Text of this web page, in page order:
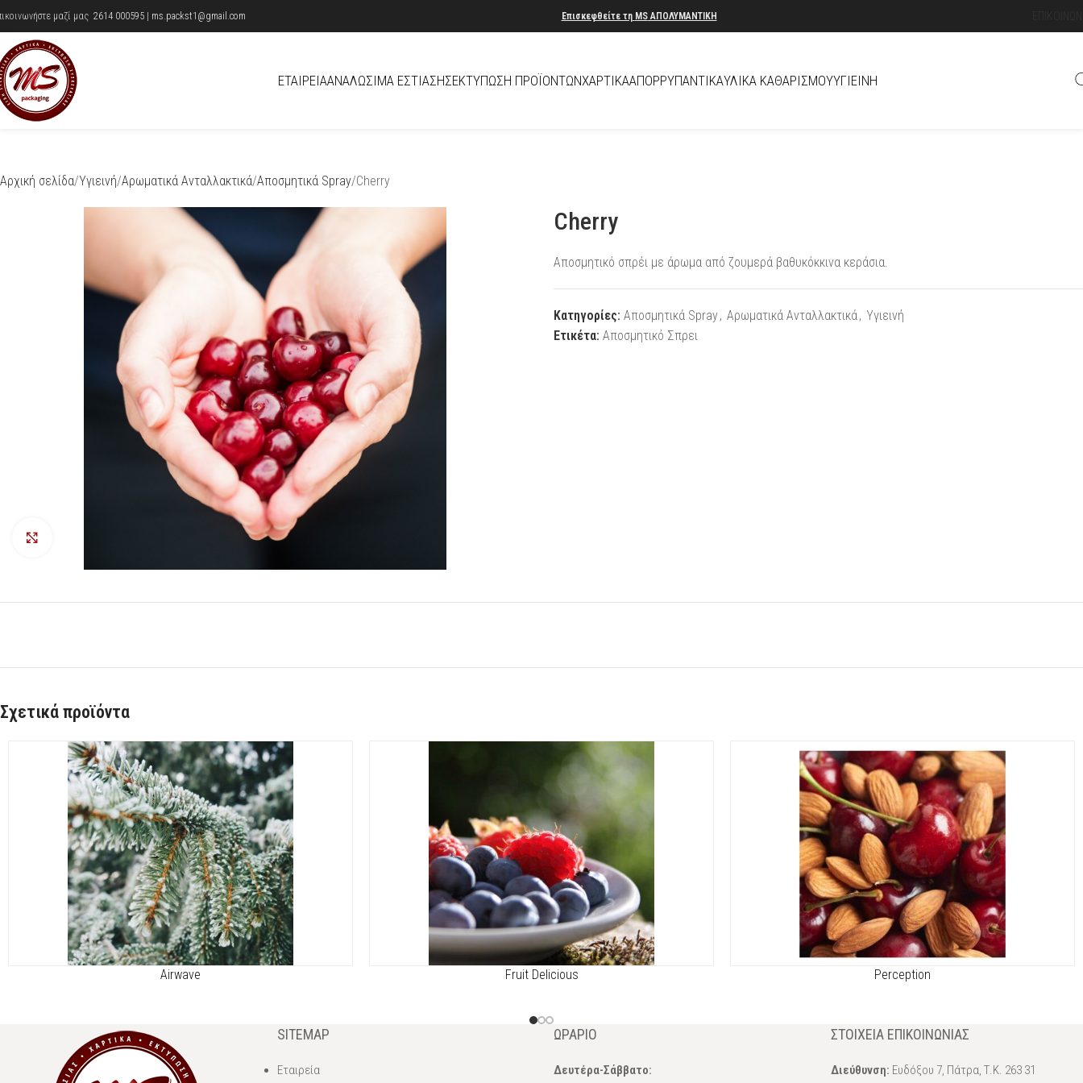
μαζί μας 2614 000595 ms.packst1@gmail.com Επισκεφθείτε τη MSΑΠΟΛΥΜΑΝΤΙΚΗ
ΕΤΑΙΡΕΊΑΑΝΑΛΏΣΙΜΑ ΕΣΤΊΑΣΗΣΕΚΤΎΠΩΣΗ ΠΡΟΪΌΝΤΩΝΧΑΡΤΙΚΆΑΠΟΡΡΥΠΑΝΤΙΚΆΥΛΙΚΆ ΚΑΘΑΡΙΣΜΟΎΥΓΙΕΙΝΉ
Αρχική σελίδα Υγιεινή Αρωματικά Ανταλλακτικά Αποσμητικά Spray Cherry
Cherry
Αποσμητικό σπρέι με άρωμα από ζουμερά βαθυκόκκινα κεράσια.
Κατηγορίες: Αποσμητικά Spray, Αρωματικά Ανταλλακτικά, Υγιεινή
Ετικέτα: Αποσμητικό Σπρει
Σχετικά προϊόντα
Airwave Fruit Delicious Perception
SITEMAP
Εταιρεία
ΩΡΆΡΙΟ
Δευτέρα-Σάββατο:
ΣΤΟΙΧΕΊΑ ΕΠΙΚΟΙΝΩΝΊΑΣ
Διεύθυνση: Ευδόξου 7, Πάτρα, Τ.Κ. 263 31